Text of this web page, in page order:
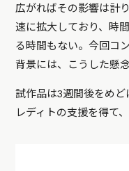
広がればその影響は計
速に拡大しており、時
る時間もない。今回コ
背景には、こうした懸
試作品は3週間後をめ
レディトの支援を得て